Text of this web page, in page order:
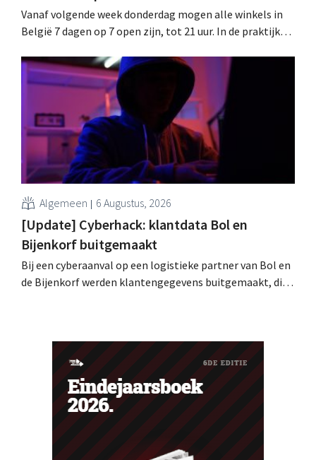
Vanaf volgende week donderdag mogen alle winkels in
België 7 dagen op 7 open zijn, tot 21 uur. In de praktijk
arbeidswetgeving een hinderpaal. Is er een gelijk
speelveld?
Algemeen 6 Augustus, 2026
[Update] Cyberhack: klantdata Bol en
Bijenkorf buitgemaakt
Bij een cyberaanval op een logistieke partner van Bol en
de Bijenkorf werden klantengegevens buitgemaakt, die